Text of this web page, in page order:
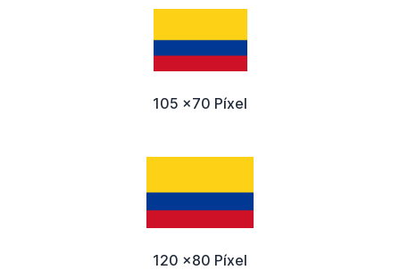
105 x70 Píxel
120 x80 Píxel